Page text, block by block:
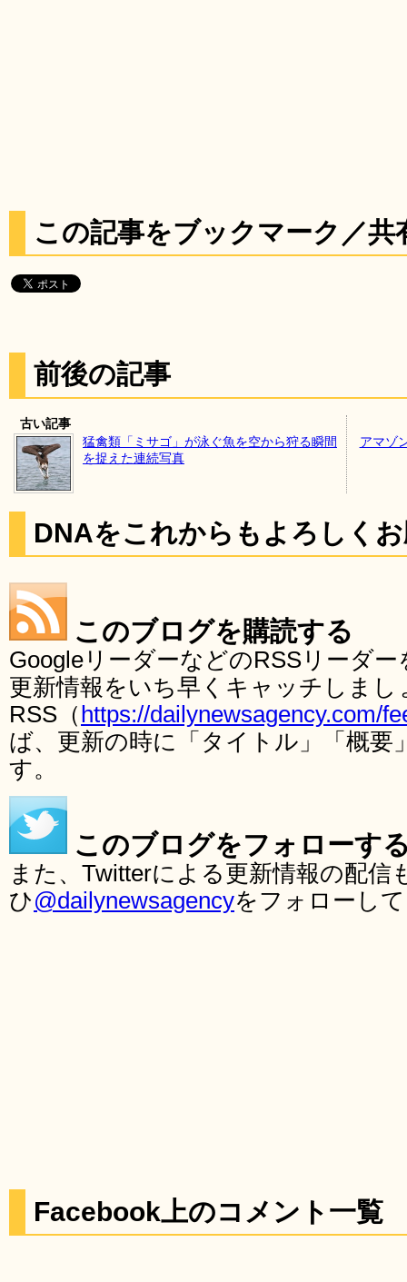
この記事をブックマーク／共
前後の記事
古い記事
猛禽類「ミサゴ」が泳ぐ魚を空から狩る瞬間
を捉えた連続写真
アマゾ
DNAをこれからもよろしく
このブログを購読する
GoogleリーダーなどのRSSリーダ
更新情報をいち早くキャッチしま
RSS（ https://dailynewsagency.com/
ば、更新の時に「タイトル」「概要
す。
このブログをフォローす
また、Twitterによる更新情報の配
ひ@dailynewsagencyをフォローし
Facebook上のコメント一覧